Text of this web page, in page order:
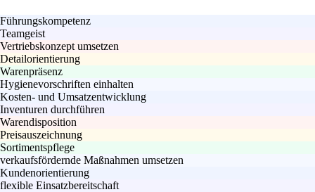
Führungskompetenz
Teamgeist
Vertriebskonzept umsetzen
Detailorientierung
Warenpräsenz
Hygienevorschriften einhalten
Kosten- und Umsatzentwicklung
Inventuren durchführen
Warendisposition
Preisauszeichnung
Sortimentspflege
verkaufsfördernde Maßnahmen umsetzen
Kundenorientierung
flexible Einsatzbereitschaft